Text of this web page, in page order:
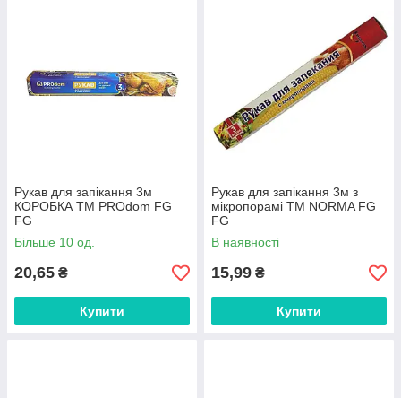
Рукав для запікання 3м
КОРОБКА ТМ PROdom FG
FG
Більше 10 од.
20,65 ₴
Купити
Рукав для запікання 3м з
мікропорамі ТМ NORMA FG
FG
В наявності
15,99 ₴
Купити